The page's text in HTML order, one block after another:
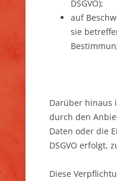
DSGVO);
auf
sie
Darüber hinaus
durch den
Daten oder die
DSGVO erfolgt,
Diese